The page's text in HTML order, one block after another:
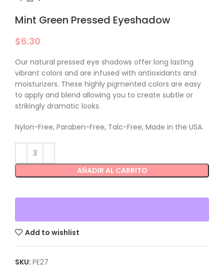
Mint Green Pressed Eyeshadow
$6.30
Our natural pressed eye shadows offer long lasting
vibrant colors and are infused with antioxidants and
moisturizers. These highly pigmented colors are easy
to apply and blend allowing you to create subtle or
strikingly dramatic looks.
Nylon-Free, Paraben-Free, Talc-Free, Made in the USA.
AÑADIR AL CARRITO
Add to wishlist
SKU: PE27